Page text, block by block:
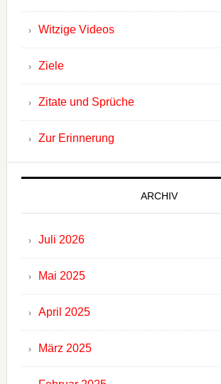
Witzige Videos
Ziele
Zitate und Sprüche
Zur Erinnerung
ARCHIV
Juli 2026
Mai 2025
April 2025
März 2025